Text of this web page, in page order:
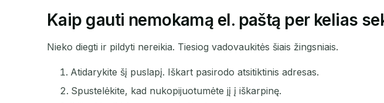
Kaip gauti nemokamą el. paštą per kelias
Nieko diegti ir pildyti nereikia. Tiesiog vadovaukitės šiais žingsniais.
Atidarykite šį puslapį. Iškart pasirodo atsitiktinis adresas.
Spustelėkite, kad nukopijuotumėte jį į iškarpinę.